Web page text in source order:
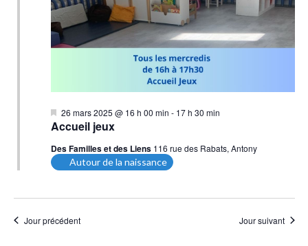
Accueil jeux
Mis
en
avant
26 mars 2025 @ 16 h 00 min - 17 h 30 min
Des Familles et des Liens 116 rue des Rabats, Antony
Autour de la naissance
Jour précédent Jour suivant